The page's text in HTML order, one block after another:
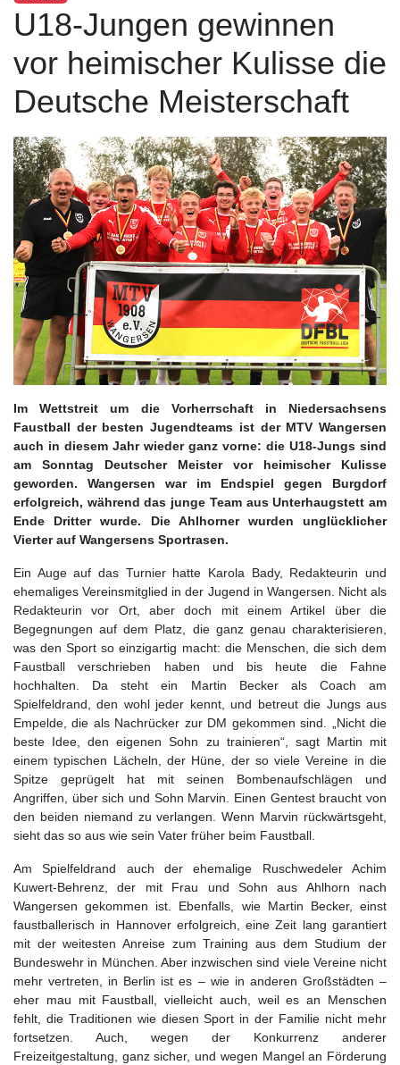
U18-Jungen gewinnen
vor heimischer Kulisse die
Deutsche Meisterschaft
Im Wettstreit um die Vorherrschaft in Niedersachsens
Faustball der besten Jugendteams ist der MTV Wangersen
auch in diesem Jahr wieder ganz vorne: die U18-Jungs sind
am Sonntag Deutscher Meister vor heimischer Kulisse
geworden. Wangersen war im Endspiel gegen Burgdorf
erfolgreich, während das junge Team aus Unterhaugstett am
Ende Dritter wurde. Die Ahlhorner wurden unglücklicher
Vierter auf Wangersens Sportrasen.
Ein Auge auf das Turnier hatte Karola Bady, Redakteurin und
ehemaliges Vereinsmitglied in der Jugend in Wangersen. Nicht als
Redakteurin vor Ort, aber doch mit einem Artikel über die
Begegnungen auf dem Platz, die ganz genau charakterisieren,
was den Sport so einzigartig macht: die Menschen, die sich dem
Faustball verschrieben haben und bis heute die Fahne
hochhalten. Da steht ein Martin Becker als Coach am
Spielfeldrand, den wohl jeder kennt, und betreut die Jungs aus
Empelde, die als Nachrücker zur DM gekommen sind. „Nicht die
beste Idee, den eigenen Sohn zu trainieren“, sagt Martin mit
einem typischen Lächeln, der Hüne, der so viele Vereine in die
Spitze geprügelt hat mit seinen Bombenaufschlägen und
Angriffen, über sich und Sohn Marvin. Einen Gentest braucht von
den beiden niemand zu verlangen. Wenn Marvin rückwärtsgeht,
sieht das so aus wie sein Vater früher beim Faustball.
Am Spielfeldrand auch der ehemalige Ruschwedeler Achim
Kuwert-Behrenz, der mit Frau und Sohn aus Ahlhorn nach
Wangersen gekommen ist. Ebenfalls, wie Martin Becker, einst
faustballerisch in Hannover erfolgreich, eine Zeit lang garantiert
mit der weitesten Anreise zum Training aus dem Studium der
Bundeswehr in München. Aber inzwischen sind viele Vereine nicht
mehr vertreten, in Berlin ist es – wie in anderen Großstädten –
eher mau mit Faustball, vielleicht auch, weil es an Menschen
fehlt, die Traditionen wie diesen Sport in der Familie nicht mehr
fortsetzen. Auch, wegen der Konkurrenz anderer
Freizeitgestaltung, ganz sicher, und wegen Mangel an Förderung